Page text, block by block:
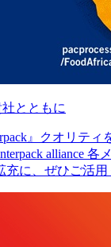
社とともに
』クオリティ
alliance 各
充に、ぜひご活